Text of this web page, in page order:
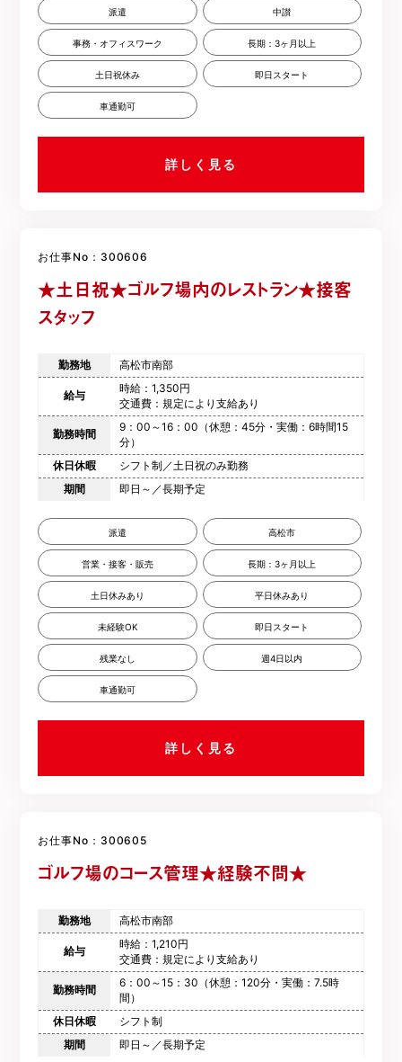
派遣 中讃
事務・オフィスワーク 長期：3ヶ月以上
土日祝休み 即日スタート
車通勤可
詳しく見る
お仕事No：300606
★土日祝★ゴルフ場内のレストラン★接客
スタッフ
勤務地 高松市南部
給与
時給：1,350円
交通費：規定により支給あり
勤務時間
9：00～16：00（休憩：45分・実働：6時間15
分）
休日休暇
シフト制／土日祝のみ勤務
期間
即日～／長期予定
派遣 高松市
営業・接客・販売 長期：3ヶ月以上
土日休みあり 平日休みあり
未経験OK 即日スタート
残業なし 週4日以内
車通勤可
詳しく見る
お仕事No：300605
ゴルフ場のコース管理★経験不問★
勤務地 高松市南部
給与
時給：1,210円
交通費：規定により支給あり
勤務時間
6：00～15：30（休憩：120分・実働：7.5時
間）
休日休暇
シフト制
期間
即日～／長期予定